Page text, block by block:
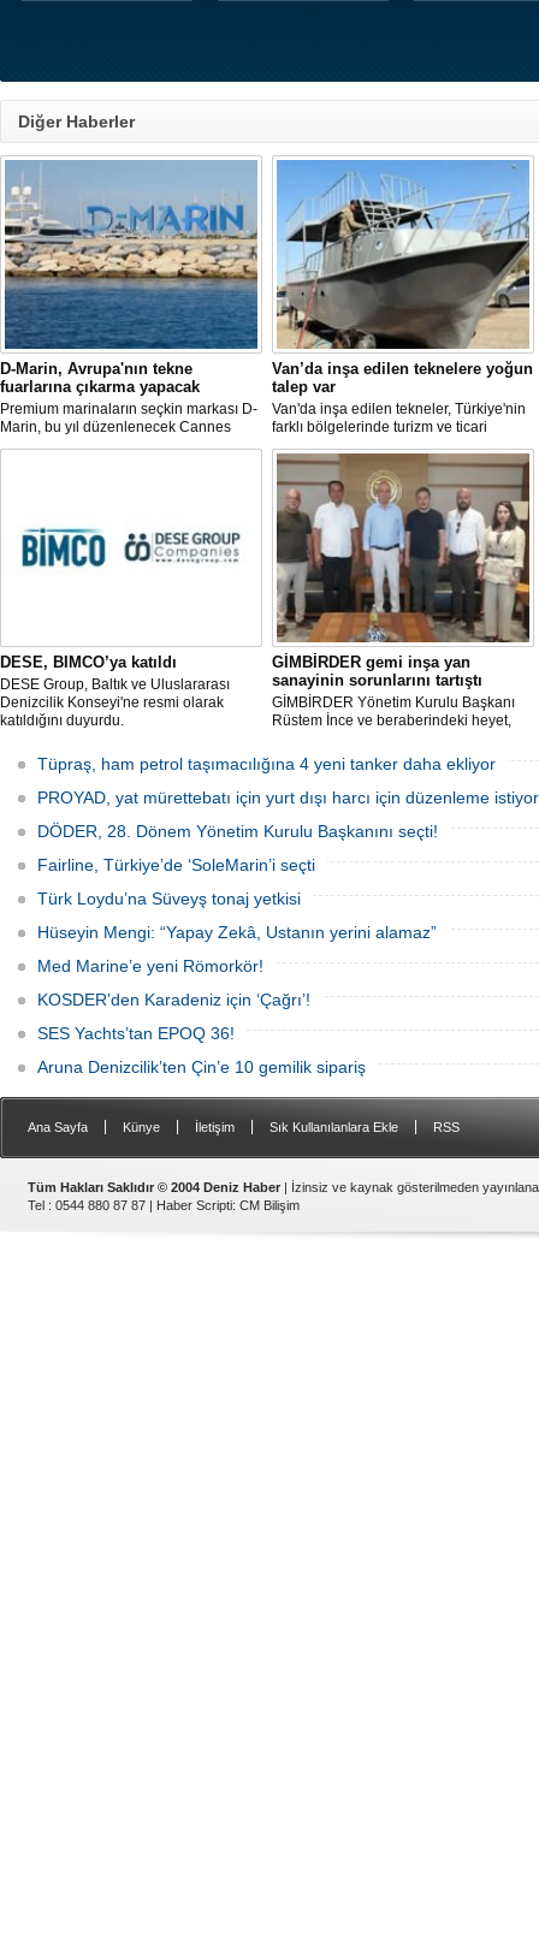
Diğer Haberler
D-Marin, Avrupa'nın tekne
fuarlarına çıkarma yapacak
Premium marinaların seçkin markası D-
Marin, bu yıl düzenlenecek Cannes
Yachting Festival ve Cenova
Van’da inşa edilen teknelere yoğun
talep var
Van'da inşa edilen tekneler, Türkiye'nin
farklı bölgelerinde turizm ve ticari
faaliyetlerde kullanılmak üzere deniz ve
göllerle buluşuyor. Müşterilerin
taleplerine göre özel olarak tasarlanan
tekneler, donanım ve özelliklerine göre
şekillendirilerek teslim ediliyor.
DESE, BIMCO’ya katıldı
DESE Group, Baltık ve Uluslararası
Denizcilik Konseyi'ne resmi olarak
katıldığını duyurdu.
GİMBİRDER gemi inşa yan
sanayinin sorunlarını tartıştı
GİMBİRDER Yönetim Kurulu Başkanı
Rüstem İnce ve beraberindeki heyet,
ziyaret etti. Görüşmede tersane taşeron
firmalarının yaşadığı sektörel sorunlar
ile vergi uygulamalarındaki
mağduriyetler ele alındı.
Tüpraş, ham petrol taşımacılığına 4 yeni tanker daha ekliyor
PROYAD, yat mürettebatı için yurt dışı harcı için düzenleme istiyor
DÖDER, 28. Dönem Yönetim Kurulu Başkanını seçti!
Fairline, Türkiye’de ‘SoleMarin’i seçti
Türk Loydu’na Süveyş tonaj yetkisi
Hüseyin Mengi: “Yapay Zekâ, Ustanın yerini alamaz”
Med Marine’e yeni Römorkör!
KOSDER’den Karadeniz için ‘Çağrı’!
SES Yachts’tan EPOQ 36!
Aruna Denizcilik’ten Çin’e 10 gemilik sipariş
Ana Sayfa Künye İletişim Sık Kullanılanlara Ekle RSS
Tüm Hakları Saklıdır © 2004 Deniz Haber | İzinsiz ve kaynak gösterilmeden
Tel : 0544 880 87 87 | Haber Scripti: CM Bilişim